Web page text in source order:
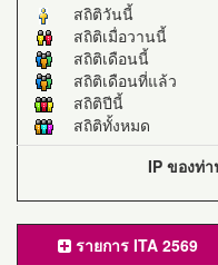
สถิติวันนี้
สถิติเมื่อวานนี้
สถิติเดือนนี้
สถิติเดือนที่แล้ว
สถิติปีนี้
สถิติทั้งหมด
IP ของท่
รายการ ITA 2569